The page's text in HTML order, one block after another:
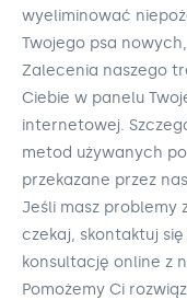
wyeliminować
Twojego psa
Zalecenia naszego
Ciebie w panelu
internetowej.
metod używanych
przekazane przez
Jeśli masz problemy
czekaj, skontaktuj się
konsultację online z
Pomożemy Ci